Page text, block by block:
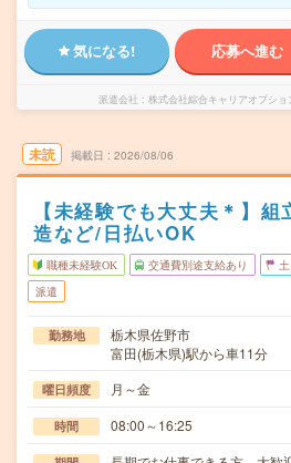
気になる! 応募へ進む
派遣会社 株式会社綜合キャリアオプシ
未読 掲載日 2026/08/06
【未経験でも大丈夫＊】
造など/日払いOK
職種未経験OK 交通費別途支給あり
派遣
勤務地
栃木県佐野市
富田(栃木県)駅から車11分
曜日頻度 月～金
時間 08:00～16:25